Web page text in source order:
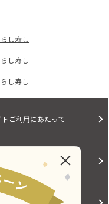
し寿し
し寿し
し寿し
ご利用にあたって